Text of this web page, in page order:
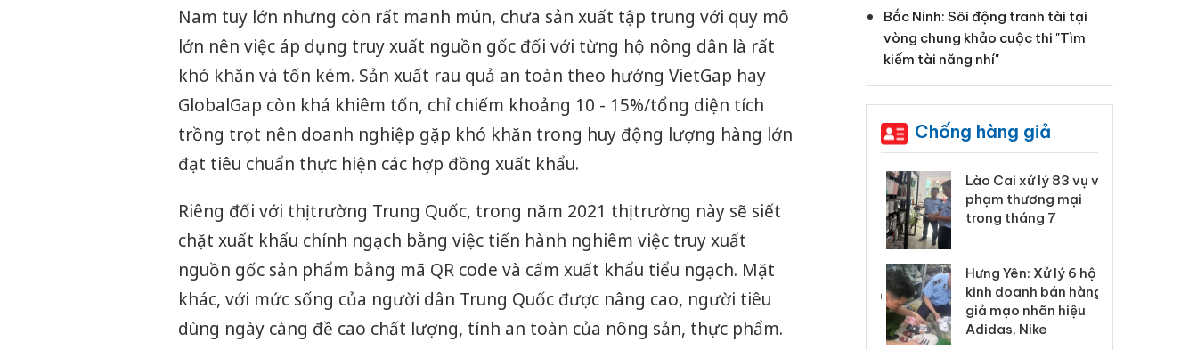
Nam tuy lớn nhưng còn rất manh mún, chưa sản xuất tập trung với quy mô
lớn nên việc áp dụng truy xuất nguồn gốc đối với từng hộ nông dân là rất
khó khăn và tốn kém. Sản xuất rau quả an toàn theo hướng VietGap hay
GlobalGap còn khá khiêm tốn, chỉ chiếm khoảng 10 - 15%/tổng diện tích
trồng trọt nên doanh nghiệp gặp khó khăn trong huy động lượng hàng lớn
đạt tiêu chuẩn thực hiện các hợp đồng xuất khẩu.
Riêng đối với thị trường Trung Quốc, trong năm 2021 thị trường này sẽ siết
chặt xuất khẩu chính ngạch bằng việc tiến hành nghiêm việc truy xuất
nguồn gốc sản phẩm bằng mã QR code và cấm xuất khẩu tiểu ngạch. Mặt
khác, với mức sống của người dân Trung Quốc được nâng cao, người tiêu
dùng ngày càng đề cao chất lượng, tính an toàn của nông sản, thực phẩm.
Bắc Ninh: Sôi động tranh tài tại
vòng chung khảo cuộc thi "Tìm
kiếm tài năng nhí"
Chống hàng giả
tìm bị hại trong vụ
án sản xuất, buôn
bán yến sào giả
Thanh Hóa: Tìm bị
hại trong vụ án buôn
Moyuum giả
Lào Cai xử lý 83 vụ vi
phạm thương mại
trong tháng 7
Hưng Yên: Xử lý 6 hộ
kinh doanh bán hàng
giả mạo nhãn hiệu
Adidas, Nike